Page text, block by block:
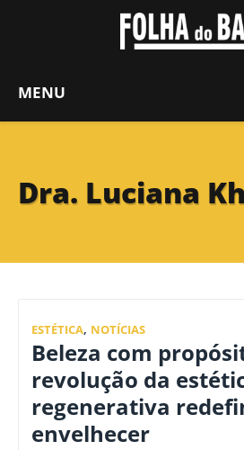
MENU
Dra. Luciana
ESTÉTICA, NOTÍCIAS
Beleza com
revolução da
regenerativa
envelhecer